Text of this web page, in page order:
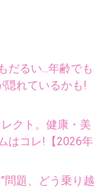
だるい...年齢でも
隠れているかも!
クト。健康・美
はコレ!【2026年
問題、どう乗り越